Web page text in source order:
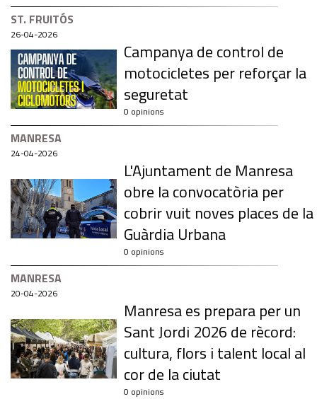
ST. FRUITÓS
26-04-2026
Campanya de control de
motocicletes per reforçar la
seguretat
0 opinions
MANRESA
24-04-2026
L'Ajuntament de Manresa
obre la convocatòria per
cobrir vuit noves places de la
Guàrdia Urbana
0 opinions
MANRESA
20-04-2026
Manresa es prepara per un
Sant Jordi 2026 de rècord:
cultura, flors i talent local al
cor de la ciutat
0 opinions